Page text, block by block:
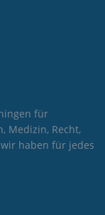
für
Medizin, Recht,
haben für jedes